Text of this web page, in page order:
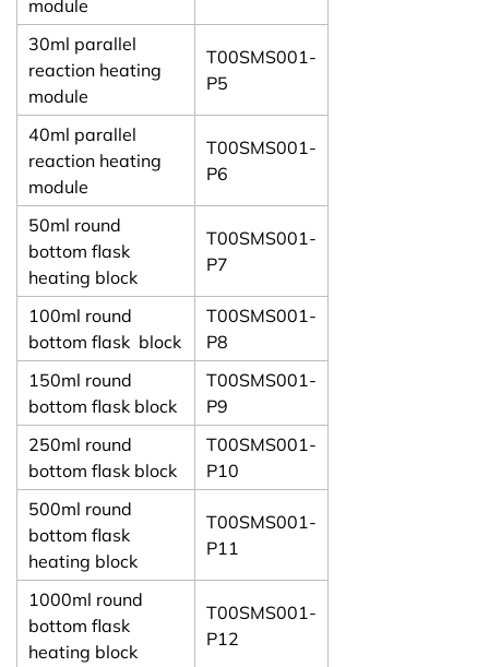
module
30ml parallel
reaction heating
module
T00SMS001-
P5
40ml parallel
reaction heating
module
T00SMS001-
P6
50ml round
bottom flask
heating block
T00SMS001-
P7
100ml round
bottom flask block
T00SMS001-
P8
150ml round
bottom flask block
T00SMS001-
P9
250ml round
bottom flask block
T00SMS001-
P10
500ml round
bottom flask
heating block
T00SMS001-
P11
1000ml round
bottom flask
heating block
T00SMS001-
P12